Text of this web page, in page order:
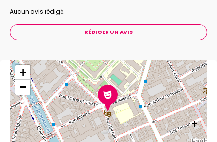
Aucun avis rédigé.
RÉDIGER UN AVIS
+
−